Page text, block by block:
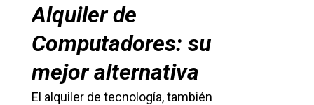
Alquiler de
Computadores: su
mejor alternativa
El alquiler de tecnología, también